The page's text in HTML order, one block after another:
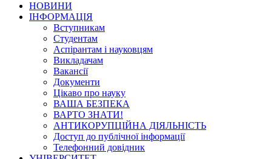
НОВИНИ
ІНФОРМАЦІЯ
Вступникам
Студентам
Аспірантам і науковцям
Викладачам
Вакансії
Документи
Цікаво про науку
ВАША БЕЗПЕКА
ВАРТО ЗНАТИ!
АНТИКОРУПЦІЙНА ДІЯЛЬНІСТЬ
Доступ до публічної інформації
Телефонний довідник